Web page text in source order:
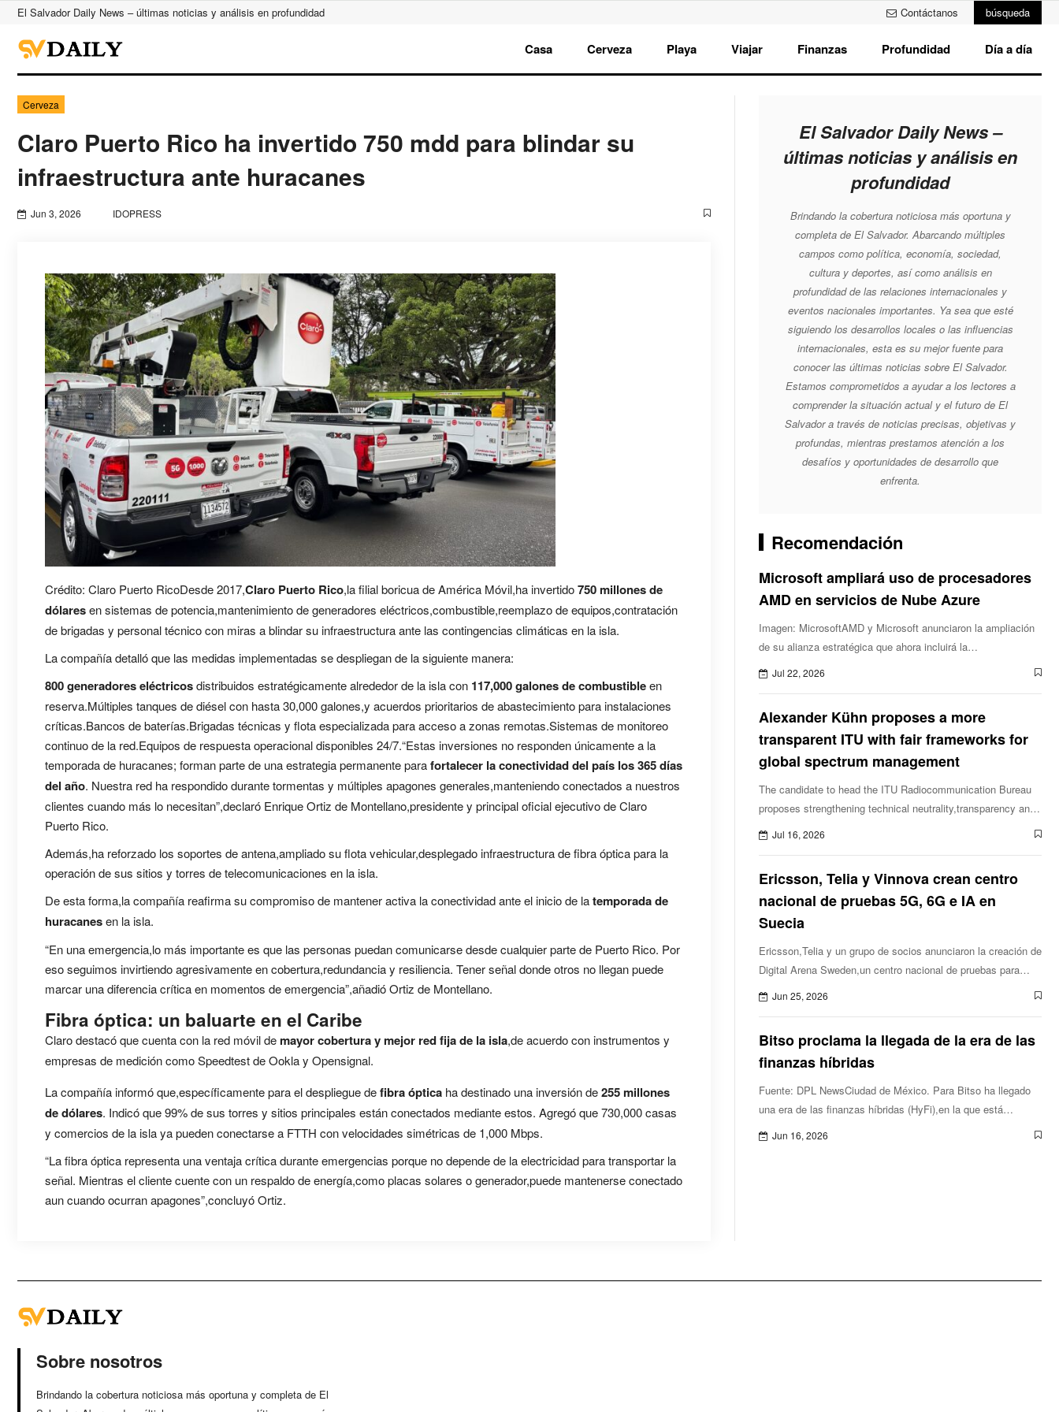
El Salvador Daily News – últimas noticias y análisis en profundidad Contáctanos búsqueda
Casa Cerveza Playa Viajar Finanzas Profundidad Día a día
Cerveza
Claro Puerto Rico ha invertido 750 mdd para blindar su
infraestructura ante huracanes
Jun 3, 2026 IDOPRESS
Crédito: Claro Puerto RicoDesde 2017,Claro Puerto Rico,la filial boricua de América Móvil,ha invertido750 millones de
dólaresen sistemas de potencia,mantenimiento de generadores eléctricos,combustible,reemplazo de equipos,contratación
de brigadas y personal técnico con miras a blindar su infraestructura ante las contingencias climáticas en la isla.
La compañía detalló que las medidas implementadas se despliegan de la siguiente manera:
800 generadores eléctricosdistribuidos estratégicamente alrededor de la isla con 117,000 galones de combustibleen
reserva.Múltiples tanques de diésel con hasta 30,000 galones,y acuerdos prioritarios de abastecimiento para instalaciones
críticas.Bancos de baterías.Brigadas técnicas y flota especializada para acceso a zonas remotas.Sistemas de monitoreo
continuo de la red.Equipos de respuesta operacional disponibles 24/7.“Estas inversiones no responden únicamente a la
temporada de huracanes; forman parte de una estrategia permanente parafortalecer la conectividad del país los 365 días
del año. Nuestra red ha respondido durante tormentas y múltiples apagones generales,manteniendo conectados a nuestros
clientes cuando más lo necesitan”,declaró Enrique Ortiz de Montellano,presidente y principal oficial ejecutivo de Claro
Puerto Rico.
Además,ha reforzado los soportes de antena,ampliado su flota vehicular,desplegado infraestructura de fibra óptica para la
operación de sus sitios y torres de telecomunicaciones en la isla.
De esta forma,la compañía reafirma su compromiso de mantener activa la conectividad ante el inicio de latemporada de
huracanesen la isla.
“En una emergencia,lo más importante es que las personas puedan comunicarse desde cualquier parte de Puerto Rico. Por
eso seguimos invirtiendo agresivamente en cobertura,redundancia y resiliencia. Tener señal donde otros no llegan puede
marcar una diferencia crítica en momentos de emergencia”,añadió Ortiz de Montellano.
Fibra óptica: un baluarte en el Caribe
Claro destacó que cuenta con la red móvil demayor cobertura y mejor red fija de la isla,de acuerdo con instrumentos y
empresas de medición como Speedtest de Ookla y Opensignal.
La compañía informó que,específicamente para el despliegue defibra óptica ha destinado una inversión de255 millones
de dólares. Indicó que 99% de sus torres y sitios principales están conectados mediante estos. Agregó que 730,000 casas
y comercios de la isla ya pueden conectarse a FTTH con velocidades simétricas de 1,000 Mbps.
“La fibra óptica representa una ventaja crítica durante emergencias porque no depende de la electricidad para transportar la
señal. Mientras el cliente cuente con un respaldo de energía,como placas solares o generador,puede mantenerse conectado
aun cuando ocurran apagones”,concluyó Ortiz.
El Salvador Daily News –
últimas noticias y análisis en
profundidad
Brindando la cobertura noticiosa más oportuna y
completa de El Salvador. Abarcando múltiples
campos como política, economía, sociedad,
cultura y deportes, así como análisis en
profundidad de las relaciones internacionales y
eventos nacionales importantes. Ya sea que esté
siguiendo los desarrollos locales o las influencias
internacionales, esta es su mejor fuente para
conocer las últimas noticias sobre El Salvador.
Estamos comprometidos a ayudar a los lectores a
comprender la situación actual y el futuro de El
Salvador a través de noticias precisas, objetivas y
profundas, mientras prestamos atención a los
desafíos y oportunidades de desarrollo que
enfrenta.
Recomendación
Microsoft ampliará uso de procesadores
AMD en servicios de Nube Azure
Imagen: MicrosoftAMD y Microsoft anunciaron la ampliación
de su alianza estratégica que ahora incluirá la
implementación de la solución AMD Helios Rackscale para
Jul 22, 2026
Alexander Kühn proposes a more
transparent ITU with fair frameworks for
global spectrum management
The candidate to head the ITU Radiocommunication Bureau
proposes strengthening technical neutrality,transparency and
evidence-based decision-making to ensure equitable access
Jul 16, 2026
Ericsson, Telia y Vinnova crean centro
nacional de pruebas 5G, 6G e IA en
Suecia
Ericsson,Telia y un grupo de socios anunciaron la creación de
Digital Arena Sweden,un centro nacional de pruebas para
tecnologías 5G,6Ge Inteligencia Artificial (IA) en Suecia. La
Jun 25, 2026
Bitso proclama la llegada de la era de las
finanzas híbridas
Fuente: DPL NewsCiudad de México. Para Bitso ha llegado
una era de las finanzas híbridas (HyFi),en la que está
ocurriendo una convergencia estructural muy poderosa entre
Jun 16, 2026
Sobre nosotros
Brindando la cobertura noticiosa más oportuna y completa de El